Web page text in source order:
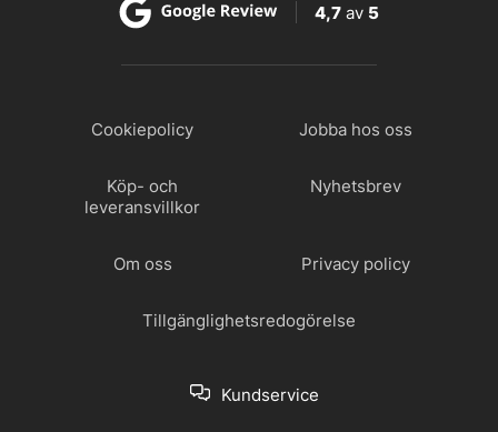
4,7 av 5
Cookiepolicy Jobba hos oss
Köp- och
leveransvillkor
Nyhetsbrev
Om oss Privacy policy
Tillgänglighetsredogörelse
Kundservice